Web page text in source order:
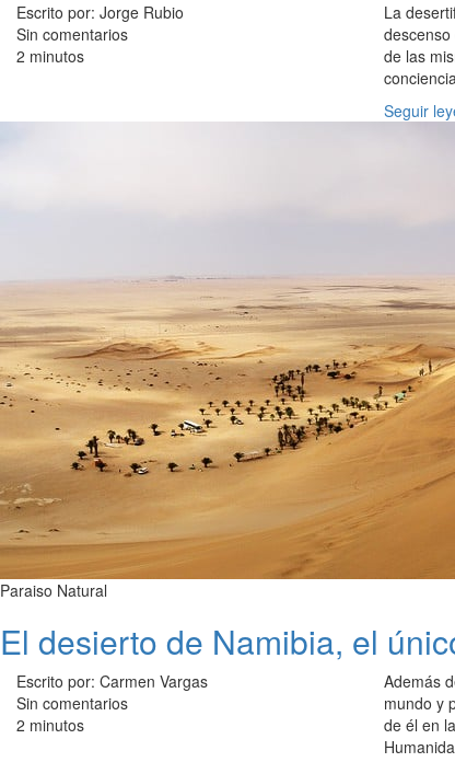
Escrito por: Jorge Rubio
Sin comentarios
2 minutos
La
de las
Seguir
Paraiso Natural
El desierto de Namibia, el
Escrito por: Carmen Vargas
Sin comentarios
2 minutos
Además
mundo y
de él en